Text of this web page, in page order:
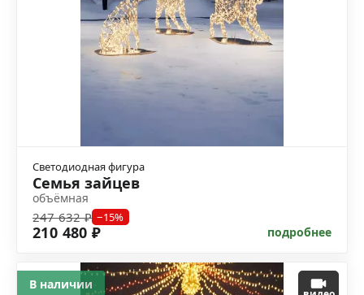
Светодиодная фигура
Семья зайцев
объёмная
247 632 ₽ −15%
210 480 ₽ подробнее
В наличии